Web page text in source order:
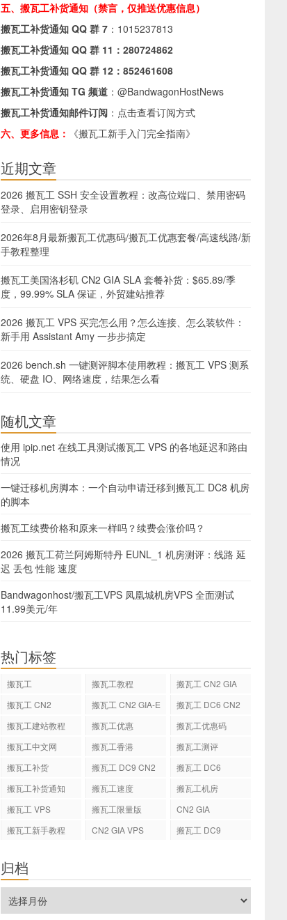
五、搬瓦工补货通知（禁言，仅推送优惠信息）
搬瓦工补货通知 QQ 群 7 ： 1015237813
搬瓦工补货通知 QQ 群 11： 280724862
搬瓦工补货通知 QQ 群 12： 852461608
搬瓦工补货通知 TG 频道 ： @BandwagonHostNews
搬瓦工补货通知邮件订阅 ： 点击查看订阅方式
六、更多信息：
《搬瓦工新手入门完全指南》
近期文章
2026 搬瓦工 SSH 安全设置教程：改高位端口、禁用密码
登录、启用密钥登录
2026年8月最新搬瓦工优惠码/搬瓦工优惠套餐/高速线路/新
手教程整理
搬瓦工美国洛杉矶 CN2 GIA SLA 套餐补货：$65.89/季
度，99.99% SLA 保证，外贸建站推荐
2026 搬瓦工 VPS 买完怎么用？怎么连接、怎么装软件：
新手用 Assistant Amy 一步步搞定
2026 bench.sh 一键测评脚本使用教程：搬瓦工 VPS 测系
统、硬盘 IO、网络速度，结果怎么看
随机文章
使用 ipip.net 在线工具测试搬瓦工 VPS 的各地延迟和路由
情况
一键迁移机房脚本：一个自动申请迁移到搬瓦工 DC8 机房
的脚本
搬瓦工续费价格和原来一样吗？续费会涨价吗？
2026 搬瓦工荷兰阿姆斯特丹 EUNL_1 机房测评：线路 延
迟 丢包 性能 速度
Bandwagonhost/搬瓦工VPS 凤凰城机房VPS 全面测试
11.99美元/年
热门标签
搬瓦工 搬瓦工教程
搬瓦工 CN2 GIA
搬瓦工 CN2
搬瓦工 CN2 GIA-E
搬瓦工 DC6 CN2
搬瓦工建站教程 搬瓦工优惠
搬瓦工优惠码
搬瓦工中文网
搬瓦工香港
搬瓦工测评
搬瓦工补货
搬瓦工 DC9 CN2
搬瓦工 DC6
搬瓦工补货通知
搬瓦工速度
搬瓦工机房
搬瓦工 VPS
搬瓦工限量版
CN2 GIA
搬瓦工新手教程
CN2 GIA VPS 搬瓦工 DC9
归档